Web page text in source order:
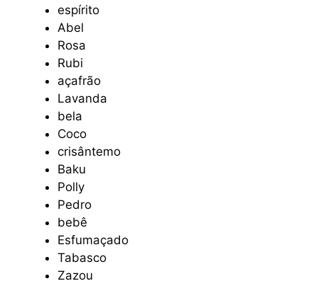
espírito
Abel
Rosa
Rubi
açafrão
Lavanda
bela
Coco
crisântemo
Baku
Polly
Pedro
bebê
Esfumaçado
Tabasco
Zazou